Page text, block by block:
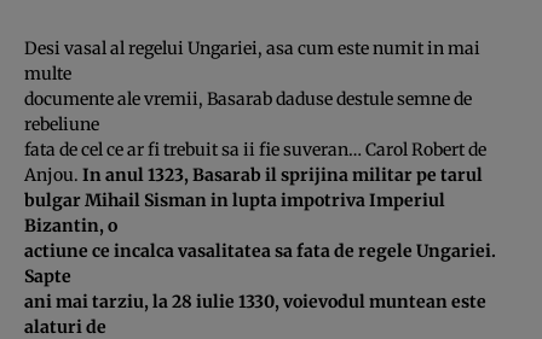
Desi vasal al regelui Ungariei, asa cum este numit in mai
multe
documente ale vremii, Basarab daduse destule semne de
rebeliune
fata de cel ce ar fi trebuit sa ii fie suveran… Carol Robert de
Anjou. In anul 1323, Basarab il sprijina militar pe tarul
bulgar Mihail Sisman in lupta impotriva Imperiul
Bizantin, o
actiune ce incalca vasalitatea sa fata de regele Ungariei.
Sapte
ani mai tarziu, la 28 iulie 1330, voievodul muntean este
alaturi de